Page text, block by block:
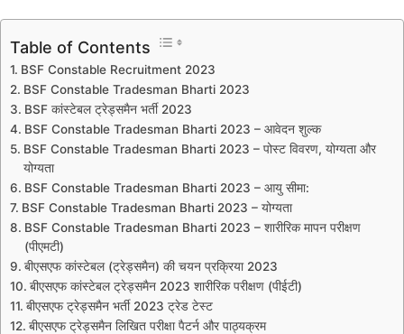
Table of Contents
BSF Constable Recruitment 2023
BSF Constable Tradesman Bharti 2023
BSF कांस्टेबल ट्रेड्समैन भर्ती 2023
BSF Constable Tradesman Bharti 2023 – आवेदन शुल्क
BSF Constable Tradesman Bharti 2023 – पोस्ट विवरण, योग्यता और
योग्यता
BSF Constable Tradesman Bharti 2023 – आयु सीमा:
BSF Constable Tradesman Bharti 2023 – योग्यता
BSF Constable Tradesman Bharti 2023 – शारीरिक मापन परीक्षण
(पीएमटी)
बीएसएफ कांस्टेबल (ट्रेड्समैन) की चयन प्रक्रिया 2023
बीएसएफ कांस्टेबल ट्रेड्समैन 2023 शारीरिक परीक्षण (पीईटी)
बीएसएफ ट्रेड्समैन भर्ती 2023 ट्रेड टेस्ट
बीएसएफ ट्रेड्समैन लिखित परीक्षा पैटर्न और पाठ्यक्रम